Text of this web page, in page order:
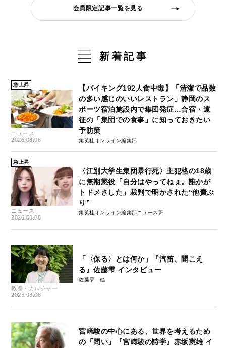
会員限定記事一覧を見る
新着記事
急上昇
ニュース
2026.08.08
【バイキング192人食中毒】「清潔で品数
の多い感じのいいレストラン」静岡のス
ポーツ宿泊施設内で集団発症…合宿・遠
征の「集団での食事」に知っておきたい
予防策
集英社オンライン編集部
急上昇
ニュース
2026.08.08
〈江別大学生集団暴行死〉主犯格の18歳
に無期懲役「自分はやってねぇ。誰かが
トドメさした」裁判で明かされた“他責ぶ
り”
集英社オンライン編集部ニュース班
教養・カルチャー
2026.08.08
「〈保る〉とは何か」『汽笛、聞こえ
る』佐藤雫 インタビュー
佐藤雫
宮﨑駿の中心にある、世界を考えるため
の「問い」『宮﨑駿の詩学』赤坂憲雄 イ